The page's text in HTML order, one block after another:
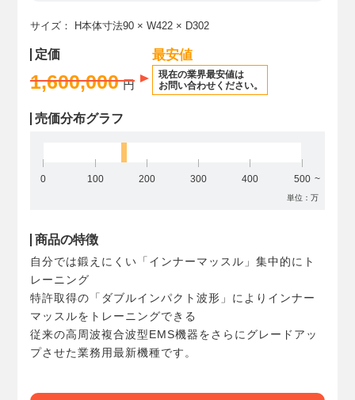
サイズ： H本体寸法90 × W422 × D302
定価
1,600,000 円
最安値
現在の業界最安値は
お問い合わせください。
売価分布グラフ
0 100 200 300 400 500
単位：万
商品の特徴
自分では鍛えにくい「インナーマッスル」集中的にト
レーニング
特許取得の「ダブルインパクト波形」によりインナー
マッスルをトレーニングできる
従来の高周波複合波型EMS機器をさらにグレードアッ
プさせた業務用最新機種です。